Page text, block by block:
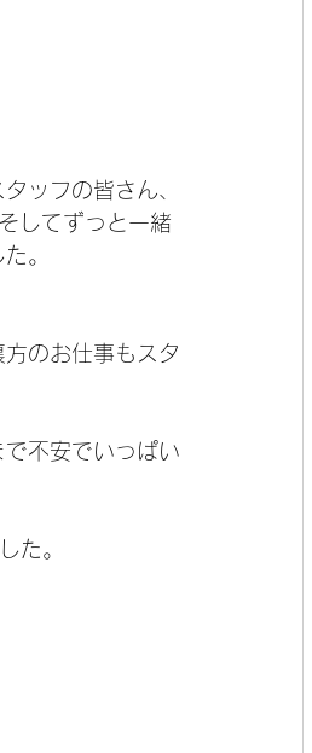
ッフの皆さん、
してずっと一緒
。
のお仕事もスタ
不安でいっぱい
た。